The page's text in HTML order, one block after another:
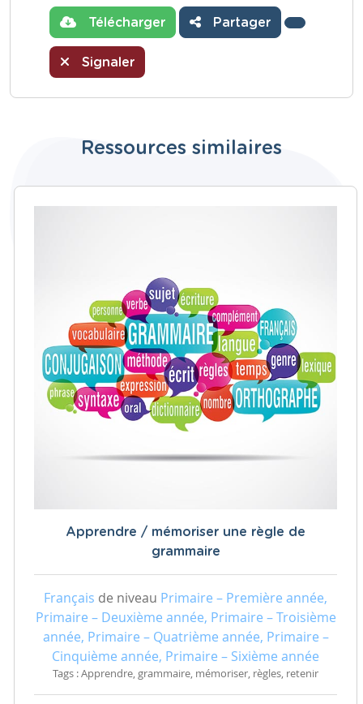
Télécharger Partager
Signaler
Ressources similaires
Apprendre / mémoriser une règle de
grammaire
Français de niveau Primaire – Première année,
Primaire – Deuxième année, Primaire – Troisième
année, Primaire – Quatrième année, Primaire –
Cinquième année, Primaire – Sixième année
Tags : Apprendre, grammaire, mémoriser, règles, retenir